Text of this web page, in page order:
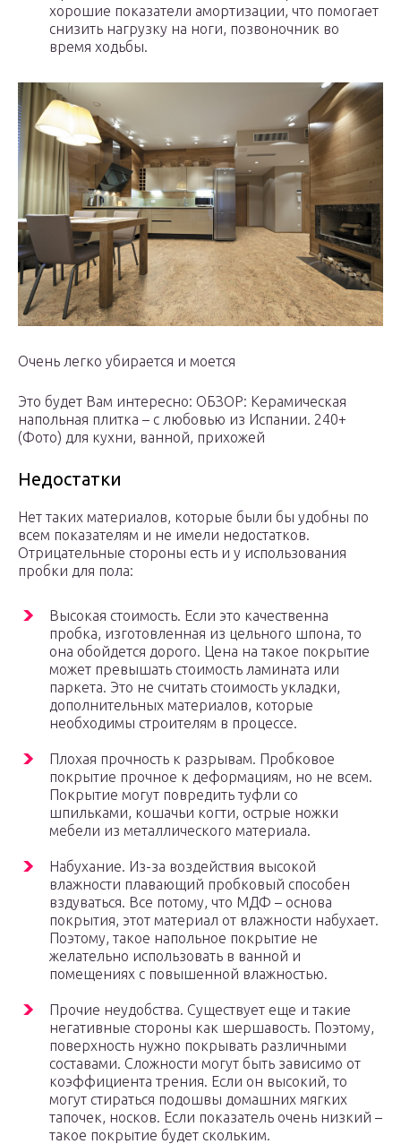
хорошие показатели амортизации, что помогает
снизить нагрузку на ноги, позвоночник во
время ходьбы.
Очень легко убирается и моется
Это будет Вам интересно: ОБЗОР: Керамическая
напольная плитка – с любовью из Испании. 240+
(Фото) для кухни, ванной, прихожей
Недостатки
Нет таких материалов, которые были бы удобны по
всем показателям и не имели недостатков.
Отрицательные стороны есть и у использования
пробки для пола:
Высокая стоимость. Если это качественна
пробка, изготовленная из цельного шпона, то
она обойдется дорого. Цена на такое покрытие
может превышать стоимость ламината или
паркета. Это не считать стоимость укладки,
дополнительных материалов, которые
необходимы строителям в процессе.
Плохая прочность к разрывам. Пробковое
покрытие прочное к деформациям, но не всем.
Покрытие могут повредить туфли со
шпильками, кошачьи когти, острые ножки
мебели из металлического материала.
Набухание. Из-за воздействия высокой
влажности плавающий пробковый способен
вздуваться. Все потому, что МДФ – основа
покрытия, этот материал от влажности набухает.
Поэтому, такое напольное покрытие не
желательно использовать в ванной и
помещениях с повышенной влажностью.
Прочие неудобства. Существует еще и такие
негативные стороны как шершавость. Поэтому,
поверхность нужно покрывать различными
составами. Сложности могут быть зависимо от
коэффициента трения. Если он высокий, то
могут стираться подошвы домашних мягких
тапочек, носков. Если показатель очень низкий –
такое покрытие будет скольким.